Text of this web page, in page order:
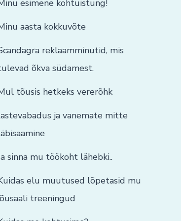
esimene kohtuistung!
aasta kokkuvõte
reklaamminutid, mis
õkva südamest.
tõusis hetkeks vererõhk
ja vanemate mitte
sinna mu töökoht lähebki..
elu muutused lõpetasid mu
treeningud